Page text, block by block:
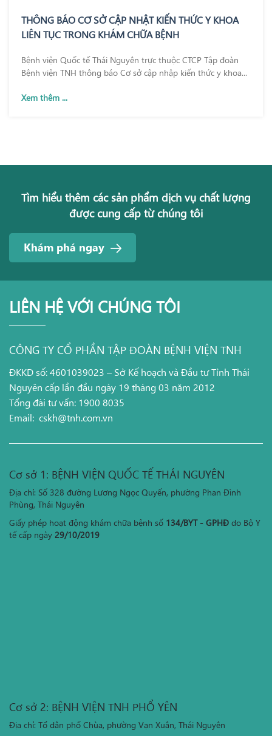
THÔNG BÁO CƠ SỞ CẬP NHẬT KIẾN THỨC Y KHOA
LIÊN TỤC TRONG KHÁM CHỮA BỆNH
Bệnh viện Quốc tế Thái Nguyên trực thuộc CTCP Tập đoàn
Bệnh viện TNH thông báo Cơ sở cập nhập kiến thức y khoa...
Xem thêm ...
Tìm hiểu thêm các sản phẩm dịch vụ chất lượng
được cung cấp từ chúng tôi
Khám phá ngay
LIÊN HỆ VỚI CHÚNG TÔI
CÔNG TY CỔ PHẦN TẬP ĐOÀN BỆNH VIỆN TNH
ĐKKD số: 4601039023 – Sở Kế hoạch và Đầu tư Tỉnh Thái
Nguyên cấp lần đầu ngày 19 tháng 03 năm 2012
Tổng đài tư vấn: 1900 8035
Email: cskh@tnh.com.vn
Cơ sở 1: BỆNH VIỆN QUỐC TẾ THÁI NGUYÊN
Địa chỉ: Số 328 đường Lương Ngọc Quyến, phường Phan Đình
Phùng, Thái Nguyên
Giấy phép hoạt động khám chữa bệnh số 134/BYT - GPHĐ do Bộ Y
tế cấp ngày 29/10/2019
Cơ sở 2: BỆNH VIỆN TNH PHỔ YÊN
Địa chỉ: Tổ dân phố Chùa, phường Vạn Xuân, Thái Nguyên